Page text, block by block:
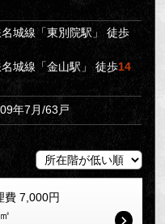
城線「東別院駅」 徒歩
城線「金山駅」 徒歩14
年7月/63戸
費 7,000円